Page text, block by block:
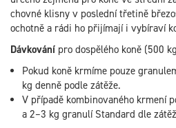
chovné klisny v poslední třetině
ochotně a rádi ho přijímají i vybíraví
Dávkování pro dospělého koně (500
Pokud koně krmíme pouze
kg denně podle zátěže.
V případě kombinovaného krmení
a 2–3 kg granulí Standard dle